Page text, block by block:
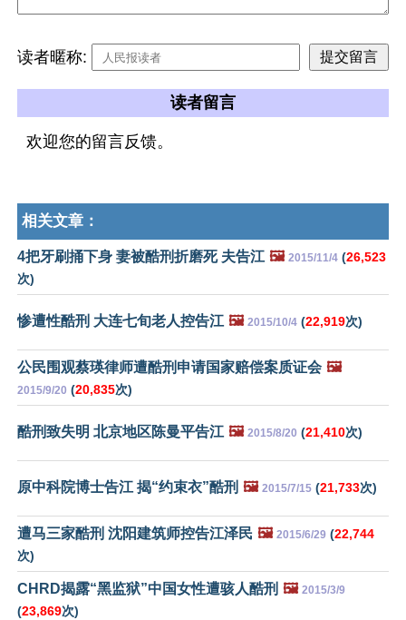
读者暱称:
读者留言
欢迎您的留言反馈。
相关文章：
4把牙刷捅下身 妻被酷刑折磨死 夫告江 🖼️ 2015/11/4 (26,523
次)
惨遭性酷刑 大连七旬老人控告江 🖼️ 2015/10/4 (22,919次)
公民围观蔡瑛律师遭酷刑申请国家赔偿案质证会 🖼️
2015/9/20 (20,835次)
酷刑致失明 北京地区陈曼平告江 🖼️ 2015/8/20 (21,410次)
原中科院博士告江 揭“约束衣”酷刑 🖼️ 2015/7/15 (21,733次)
遭马三家酷刑 沈阳建筑师控告江泽民 🖼️ 2015/6/29 (22,744
次)
CHRD揭露“黑监狱”中国女性遭骇人酷刑 🖼️ 2015/3/9
(23,869次)